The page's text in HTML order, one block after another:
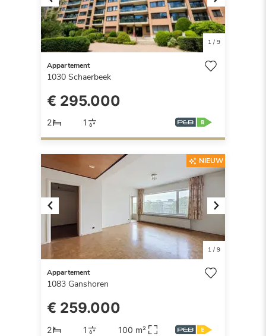
Previous Next
1/ 9
Appartement
1030 Schaerbeek
€ 295.000
2 1
Previous Next
1/ 9
NIEUW
Appartement
1083 Ganshoren
€ 259.000
2 1 100 m²